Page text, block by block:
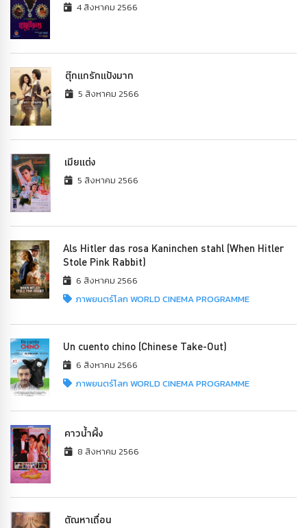
4 สิงหาคม 2566
ตุ๊กแกรักแป้งมาก
5 สิงหาคม 2566
เมียแต่ง
5 สิงหาคม 2566
Als Hitler das rosa Kaninchen stahl (When Hitler
Stole Pink Rabbit)
6 สิงหาคม 2566
ภาพยนตร์โลก WORLD CINEMA PROGRAMME
Un cuento chino (Chinese Take-Out)
6 สิงหาคม 2566
ภาพยนตร์โลก WORLD CINEMA PROGRAMME
คาวน้ำผึ้ง
8 สิงหาคม 2566
ตัณหาเถื่อน